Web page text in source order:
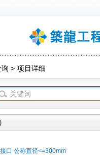
> 项目详细
口 公称直径<=300mm